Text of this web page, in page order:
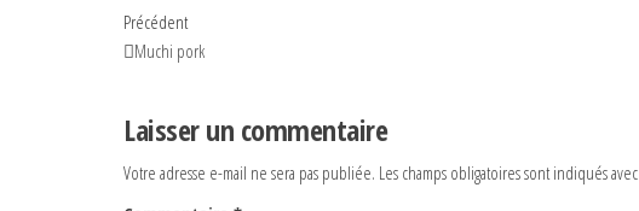
Navigation
de
Article
précédent
Précédent
Muchi pork
Laisser un commentaire
Votre adresse e-mail ne sera pas publiée. Les champs obligatoires sont indiqués avec